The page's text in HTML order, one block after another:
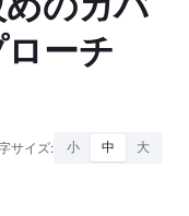
ーチ
サイズ: 小 中 大